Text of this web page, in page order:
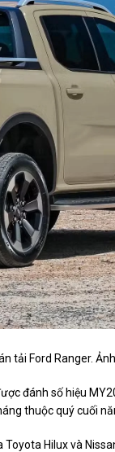
tải Ford Ranger.
đánh số hiệu
thuộc quý cuối
Hilux và